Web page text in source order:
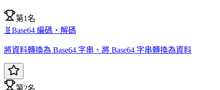
第1名
🧬 Base64 編碼・解碼
將資料轉換為 Base64 字串、將 Base64 字串轉換為資料